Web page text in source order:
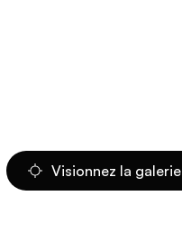
Visionnez la galerie